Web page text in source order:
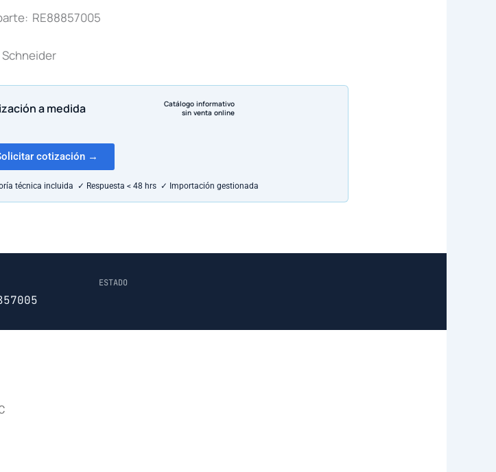
RE88857005
Schneider
a medida
Catálogo informativo
sin venta online
cotización →
técnica incluida ✓ Respuesta < 48 hrs ✓ Importación gestionada
ESTADO